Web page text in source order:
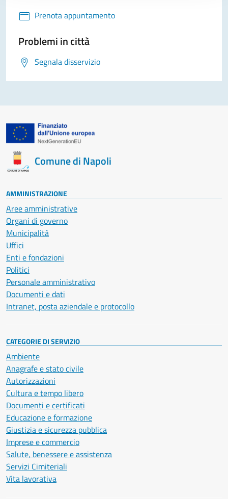
Prenota appuntamento
Problemi in città
Segnala disservizio
Comune di Napoli
AMMINISTRAZIONE
Aree amministrative
Organi di governo
Municipalità
Uffici
Enti e fondazioni
Politici
Personale amministrativo
Documenti e dati
Intranet, posta aziendale e protocollo
CATEGORIE DI SERVIZIO
Ambiente
Anagrafe e stato civile
Autorizzazioni
Cultura e tempo libero
Documenti e certificati
Educazione e formazione
Giustizia e sicurezza pubblica
Imprese e commercio
Salute, benessere e assistenza
Servizi Cimiteriali
Vita lavorativa